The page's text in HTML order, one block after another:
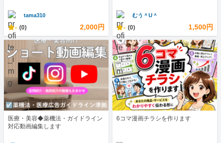
tama310
- (0) 2,000円
むう＾U＾
- (0) 1,500円
医療・美容◆薬機法・ガイドライン
対応動画編集します
6コマ漫画チラシを作ります